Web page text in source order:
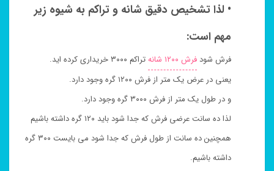
• لذا تشخیص دقیق شانه و تراکم به شیوه زیر
مهم است:
فرش شودفرش ۱۲۰۰ شانه
تراکم ۳۰۰۰ خریداری کرده اید.
یعنی در عرض یک متر از فرش ۱۲۰۰ گره وجود دارد.
و در طول یک متر از فرش ۳۰۰۰ گره وجود دارد.
لذا ده سانت عرضی فرش که جدا شود باید ۱۲۰ گره داشته باشیم
همچنین ده سانت از طول فرش که جدا شود می بایست ۳۰۰ گره
داشته باشیم.